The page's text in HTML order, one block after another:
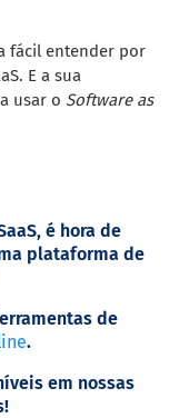
fácil entender por
E a sua
usar o Software as
é hora de
plataforma de
de
.
em nossas